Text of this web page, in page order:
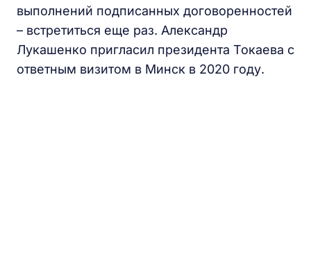
выполнений подписанных договоренностей
– встретиться еще раз. Александр
Лукашенко пригласил президента Токаева с
ответным визитом в Минск в 2020 году.